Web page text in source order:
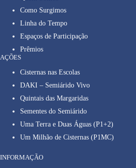
Como Surgimos
Linha do Tempo
Espaços de Participação
Prêmios
AÇÕES
Cisternas nas Escolas
DAKI – Semiárido Vivo
Quintais das Margaridas
Sementes do Semiárido
Uma Terra e Duas Águas (P1+2)
Um Milhão de Cisternas (P1MC)
INFORMAÇÃO